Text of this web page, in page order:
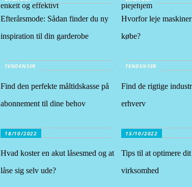
enkelt og effektivt
plejehjem
Efterårsmode: Sådan finder du ny
inspiration til din garderobe
Hvorfor leje
købe?
TENDENSER
Find den perfekte måltidskasse på
abonnement til dine behov
TENDENSER
Find de rigtige
erhverv
18/10/2022
Hvad koster en akut låsesmed og at
låse sig selv ude?
15/10/2022
Tips til at optimere
virksomhed